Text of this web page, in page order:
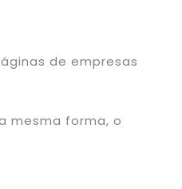
de empresas
mesma forma, o